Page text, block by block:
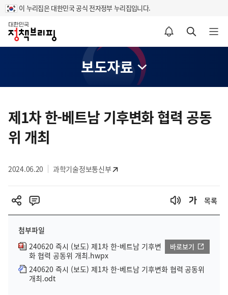
이 누리집은 대한민국 공식 전자정부 누리집입니다.
홈
알림설정 바로가기 검색 바로가기 메뉴 열기
보도자료
텐
츠
영
제1차 한-베트남 기후변화 협력 공동
위 개최
2024.06.20 과학기술정보통신부
목록
첨부파일
240620 즉시 (보도) 제1차 한-베트남 기후변
화 협력 공동위 개최.hwpx
바로보기
240620 즉시 (보도) 제1차 한-베트남 기후변화 협력 공동위
개최.odt